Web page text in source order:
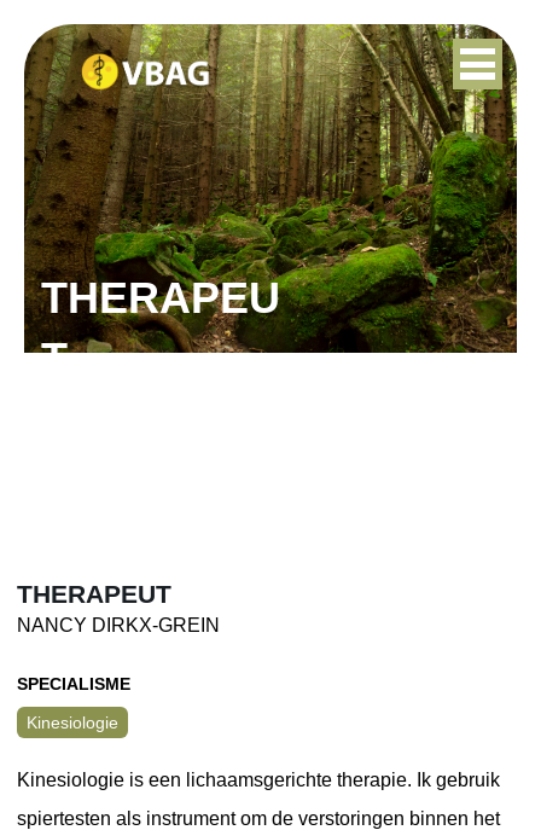
THERAPEU
T
THERAPEUT
NANCY DIRKX-GREIN
SPECIALISME
Kinesiologie
Kinesiologie is een lichaamsgerichte therapie. Ik gebruik
spiertesten als instrument om de verstoringen binnen het